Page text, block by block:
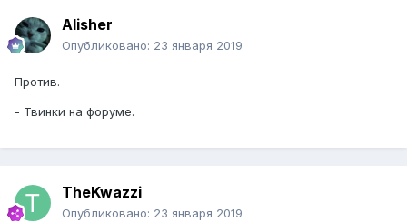
Alisher
Опубликовано: 23 января 2019
Против.
- Твинки на форуме.
TheKwazzi
Опубликовано: 23 января 2019